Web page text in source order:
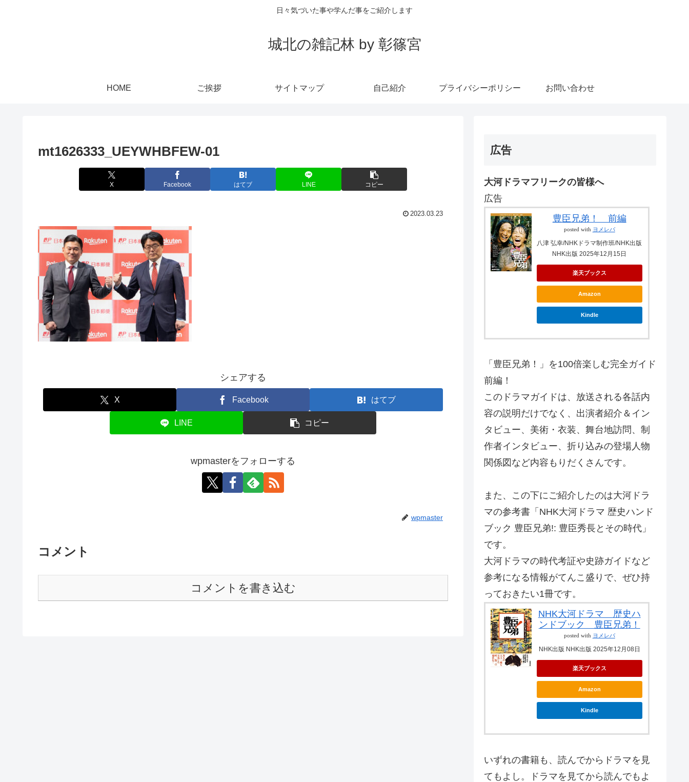
日々気づいた事や学んだ事をご紹介します
城北の雑記林 by 彰篠宮
HOME ご挨拶 サイトマップ 自己紹介 プライバシーポリシー お問い合わせ
mt1626333_UEYWHBFEW-01
X Facebook はてブ LINE コピー
2023.03.23
シェアする
X Facebook はてブ
LINE コピー
wpmasterをフォローする
wpmaster
コメント
コメントを書き込む
広告
大河ドラマフリークの皆様へ
広告
豊臣兄弟！ 前編
posted with ヨメレバ
八津 弘幸/NHKドラマ制作班/NHK出版
NHK出版 2025年12月15日
楽天ブックス
Amazon
Kindle
「豊臣兄弟！」を100倍楽しむ完全ガイド
前編！
このドラマガイドは、放送される各話内
容の説明だけでなく、出演者紹介＆イン
タビュー、美術・衣装、舞台地訪問、制
作者インタビュー、折り込みの登場人物
関係図など内容もりだくさんです。
また、この下にご紹介したのは大河ドラ
マの参考書「NHK大河ドラマ 歴史ハンド
ブック 豊臣兄弟!: 豊臣秀長とその時代」
です。
大河ドラマの時代考証や史跡ガイドなど
参考になる情報がてんこ盛りで、ぜひ持
っておきたい1冊です。
NHK大河ドラマ 歴史ハ
ンドブック 豊臣兄弟！
posted with ヨメレバ
NHK出版 NHK出版 2025年12月08日
楽天ブックス
Amazon
Kindle
いずれの書籍も、読んでからドラマを見
てもよし。ドラマを見てから読んでもよ